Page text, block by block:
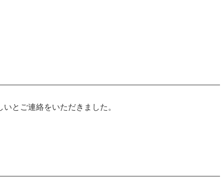
とご連絡をいただきました。